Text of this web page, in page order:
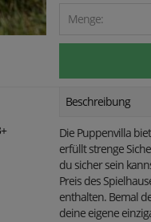
Menge:
Beschreibung
Die Puppenvilla
erfüllt strenge
du sicher sein
Preis des
enthalten. Bemal
deine eigene